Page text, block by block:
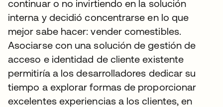
continuar o no invirtiendo en la solución
interna y decidió concentrarse en lo que
mejor sabe hacer: vender comestibles.
Asociarse con una solución de gestión de
acceso e identidad de cliente existente
permitiría a los desarrolladores dedicar su
tiempo a explorar formas de proporcionar
excelentes experiencias a los clientes, en